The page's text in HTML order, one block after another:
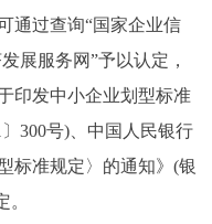
通过查询“国家企业信
展服务网”予以认定，
印发中小企业划型标准
300号)、中国人民银行
标准规定〉的通知》(银